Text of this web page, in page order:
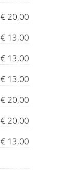
€ 20,00
€ 13,00
€ 13,00
€ 13,00
€ 20,00
€ 20,00
€ 13,00